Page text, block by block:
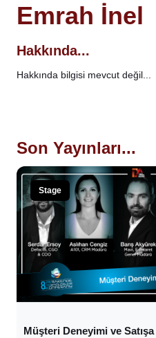
Emrah İnel
Hakkında...
Hakkında bilgisi mevcut değil...
Son Yayınları...
Stage
Müşteri Deneyimi ve Satışa